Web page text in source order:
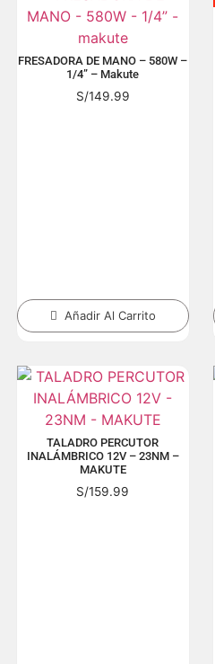
FRESADORA DE MANO – 580W –
1/4” – Makute
S/149.99
Añadir Al Carrito
TALADRO PERCUTOR
INALÁMBRICO 12V – 23NM –
MAKUTE
S/159.99